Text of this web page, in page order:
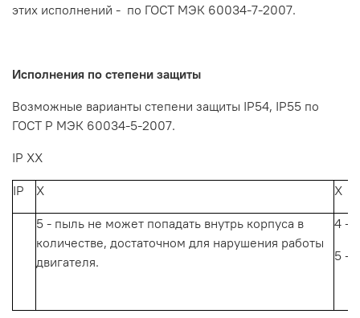
этих исполнений - по ГОСТ МЭК 60034-7-2007.
Исполнения по степени защиты
Возможные варианты степени защиты IP54, IP55 по
ГОСТ Р МЭК 60034-5-2007.
IP XX
IP Х Х
5 - пыль не может попадать внутрь корпуса в
количестве, достаточном для нарушения работы
двигателя.
4 -
5 -